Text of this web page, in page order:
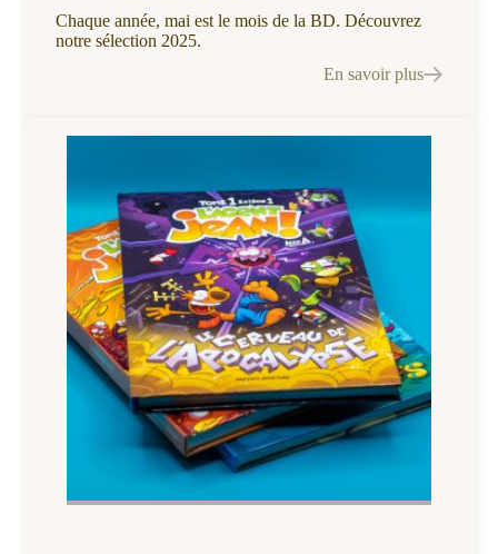
Chaque année, mai est le mois de la BD. Découvrez
notre sélection 2025.
En savoir plus